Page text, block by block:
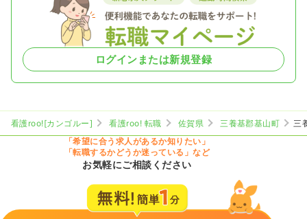
ログインまたは新規登録
看護roo![カンゴルー] 看護roo! 転職 佐賀県 三養基郡基山町
三
「希望に合う求人があるか知りたい」
「転職するかどうか迷っている」など
お気軽にご相談ください